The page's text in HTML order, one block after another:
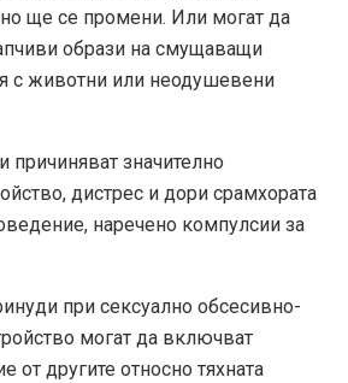
ще се промени. Или могат да
образи на смущаващи
с животни или неодушевени
причиняват значително
дистрес и дори срамхората
наречено компулсии за
при сексуално обсесивно-
могат да включват
от другите относно тяхната